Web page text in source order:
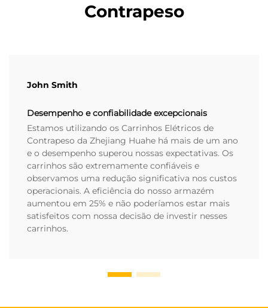
Contrapeso
John Smith
Desempenho e confiabilidade excepcionais
Estamos utilizando os Carrinhos Elétricos de
Contrapeso da Zhejiang Huahe há mais de um ano
e o desempenho superou nossas expectativas. Os
carrinhos são extremamente confiáveis e
observamos uma redução significativa nos custos
operacionais. A eficiência do nosso armazém
aumentou em 25% e não poderíamos estar mais
satisfeitos com nossa decisão de investir nesses
carrinhos.